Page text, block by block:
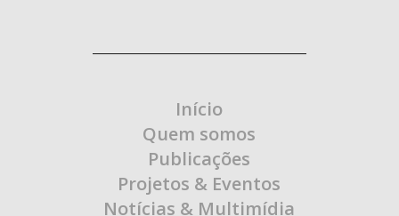
Início
Quem somos
Publicações
Projetos & Eventos
Notícias & Multimídia